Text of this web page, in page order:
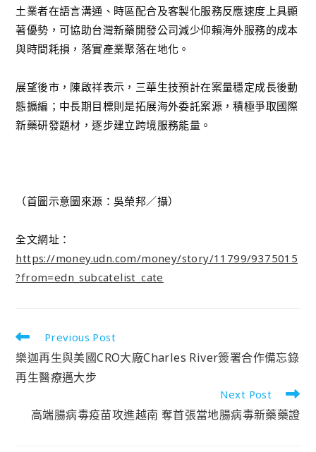
土業者在語言溝通、時區配合及客製化服務反應速度上具顯
著優勢，可協助台灣新藥開發公司減少仰賴海外服務的成本
與時間耗損，落實產業聚落在地化。
展望後市，陳啟祥表示，三華生技預計在案量穩定成長後動
態擴編；中長期目標則是拓展海外委託案源，積極爭取國際
新藥研發題材，逐步建立跨境服務能量。
（首圖示意圖來源：吳榮邦／攝）
全文網址：
https://money.udn.com/money/story/11799/9375015
?from=edn_subcatelist_cate
Previous Post
樂迦再生與美國CRO大廠Charles River簽署合作備忘錄
再生醫療邁大步
Next Post
高端腸病毒疫苗攻進越南 奪首張當地腸病毒新藥藥證